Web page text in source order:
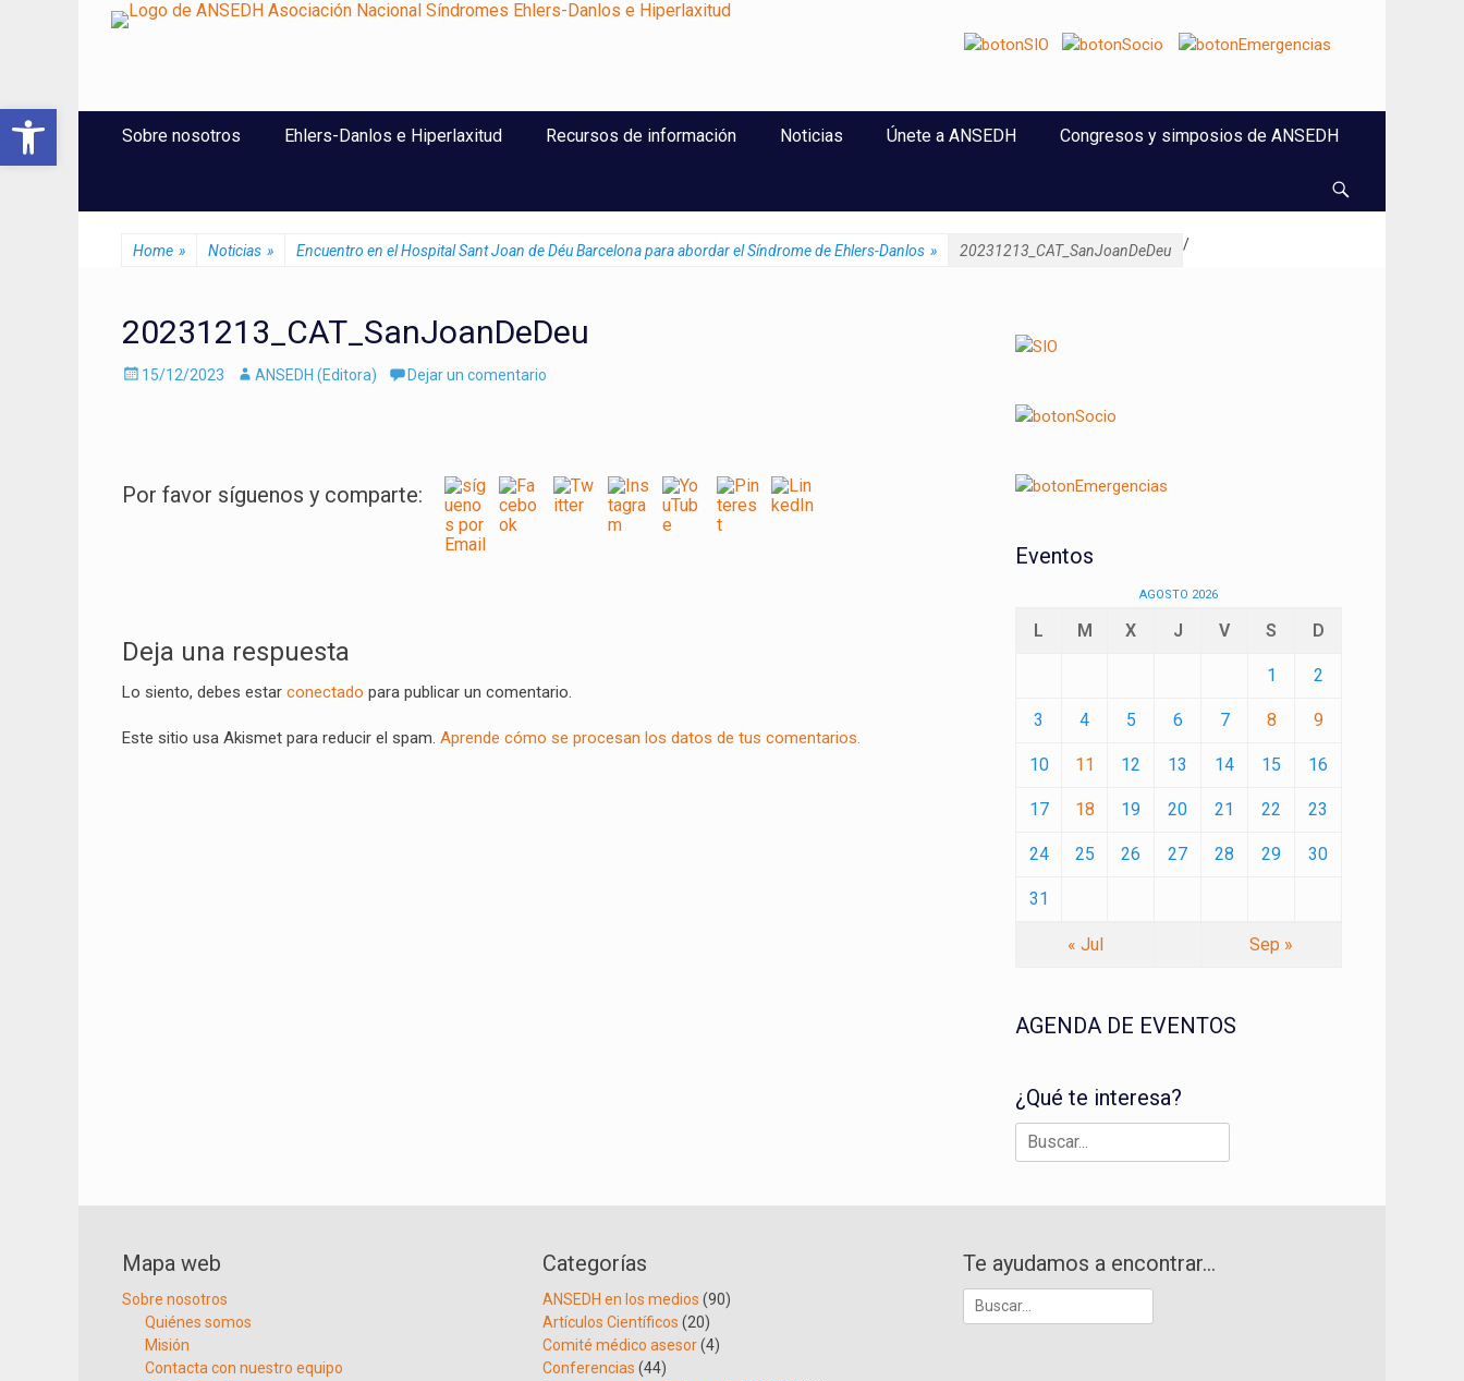
ANSEDH
Asociación Nacional del Síndrome de Ehlers-Danlos e Hiperlaxitud
Menú Principal
Sobre nosotros Ehlers-Danlos e Hiperlaxitud Recursos de información Noticias Únete a ANSEDH Congresos y simposios de ANSEDH
Home » Noticias » /
Encuentro en el Hospital Sant Joan de Déu Barcelona para abordar el Síndrome de Ehlers-Danlos » 20231213_CAT_SanJoanDeDeu
20231213_CAT_SanJoanDeDeu
Enviado
15/12/2023 AutorANSEDH (Editora) Dejar un comentario
Por favor síguenos y comparte:
de
entradas
Deja una respuesta
Lo siento, debes estar conectado para publicar un comentario.
Este sitio usa Akismet para reducir el spam. Aprende cómo se procesan los datos de tus comentarios.
Eventos
AGOSTO 2026
L M X J V S D
1 2
3 4 5 6 7 8 9
10 11 12 13 14 15 16
17 18 19 20 21 22 23
24 25 26 27 28 29 30
31
« Jul Sep »
AGENDA DE EVENTOS
¿Qué te interesa?
Buscar:
Mapa web
Sobre nosotros
Quiénes somos
Misión
Contacta con nuestro equipo
Categorías
ANSEDH en los medios (90)
Artículos Científicos (20)
Comité médico asesor(4)
Conferencias (44)
Te ayudamos a encontrar…
Buscar:
Abrir barra de herramientas